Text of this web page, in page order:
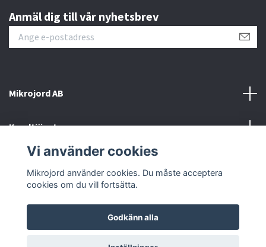
Anmäl dig till vår nyhetsbrev
Mikrojord AB
Kundtjänst
© 2026 Mikrojord
Vi använder cookies
Mikrojord använder cookies. Du måste acceptera
cookies om du vill fortsätta.
Godkänn alla